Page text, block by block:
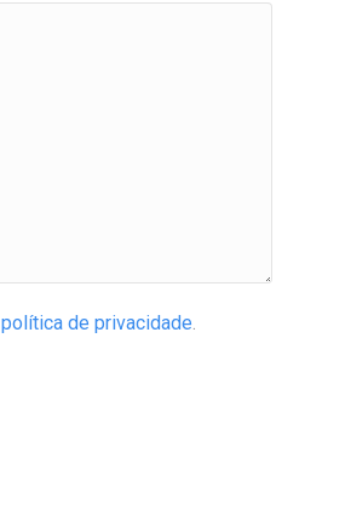
política de privacidade.